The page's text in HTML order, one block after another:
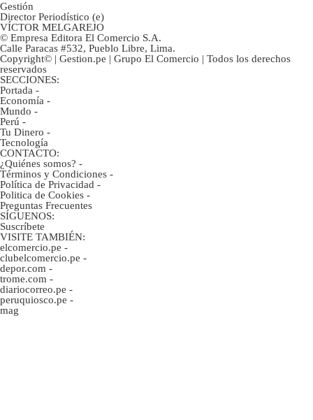
Gestión
Director Periodístico (e)
VÍCTOR MELGAREJO
© Empresa Editora El Comercio S.A.
Calle Paracas #532, Pueblo Libre, Lima.
Copyright© | Gestion.pe | Grupo El Comercio | Todos los derechos
reservados
SECCIONES:
Portada -
Economía -
Mundo -
Perú -
Tu Dinero -
Tecnología
CONTACTO:
¿Quiénes somos? -
Términos y Condiciones -
Política de Privacidad -
Politica de Cookies -
Preguntas Frecuentes
SÍGUENOS:
Suscríbete
VISITE TAMBIÉN:
elcomercio.pe -
clubelcomercio.pe -
depor.com -
trome.com -
diariocorreo.pe -
peruquiosco.pe -
mag